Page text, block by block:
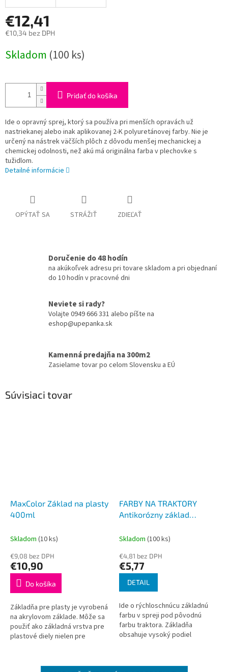
€12,41
€10,34 bez DPH
cena:
Skladom (100 ks)
Pridať do košíka
Ide o opravný sprej, ktorý sa používa pri menších opravách už
nastriekanej alebo inak aplikovanej 2-K polyuretánovej farby. Nie je
určený na nástrek väčších plôch z dôvodu menšej mechanickej a
chemickej odolnosti, než akú má originálna farba v plechovke s
tužidlom.
Detailné informácie
OPÝTAŤ SA STRÁŽIŤ ZDIEĽAŤ
Doručenie do 48 hodín
na akúkoľvek adresu pri tovare skladom a pri objednaní
do 10 hodín v pracovné dni
Neviete si rady?
Volajte 0949 666 331 alebo píšte na
eshop@upepanka.sk
Kamenná predajňa na 300m2
Zasielame tovar po celom Slovensku a EÚ
Súvisiaci tovar
MaxColor Základ na plasty
400ml
Skladom (10 ks)
€9,08 bez DPH
€10,90
Do košíka
Základňa pre plasty je vyrobená
na akrylovom základe. Môže sa
použiť ako základná vrstva pre
plastové diely nielen pre
FARBY NA TRAKTORY
Antikorózny základ
400ml
Skladom (100 ks)
€4,81 bez DPH
€5,77
DETAIL
Ide o rýchloschnúcu základnú
farbu v spreji pod pôvodnú
farbu traktora. Základňa
obsahuje vysoký podiel
Nie je...